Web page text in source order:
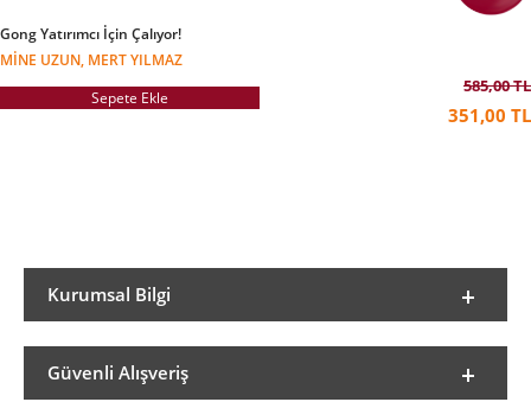
Gong Yatırımcı İçin Çalıyor!
MINE UZUN, MERT YILMAZ
Sepete Ekle
585,00 TL
351,00 TL
Kurumsal Bilgi
Güvenli Alışveriş